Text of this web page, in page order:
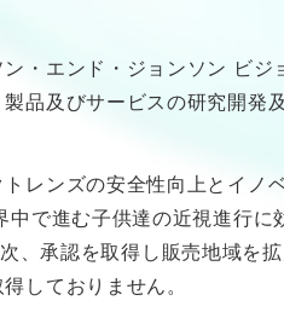
・エンド・ジョンソン ビ
品及びサービスの研究開発
レンズの安全性向上とイ
で進む子供達の近視進行に
、承認を取得し販売地域を
しておりません。